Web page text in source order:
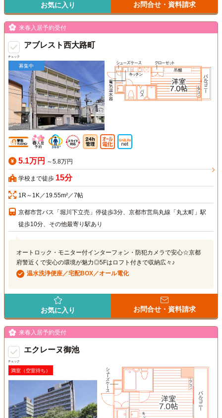
お気に入り お問合せ・資料請求
チェック
来春入居予約受付
アブレスト西大路町
募集中
5.1万円 ～5.8万円
学校まで徒歩 15分
1R～1K／19.55m²／7帖
京都市営バス「堀川下立売」停徒歩3分、京都市営烏丸線「丸太町」駅
徒歩10分、その他最寄り駅あり
オートロック・モニター付インターフォン・防犯カメラで安心☆京都
府警近くで安心の環境が魅力◎5Fはロフト付きで収納広々♪
温水洗浄便座／宅配BOX／オール電化
お気に入り お問合せ・資料請求
チェック
来春入居予約受付
エクレーヌ御池
満室（空室待ち）